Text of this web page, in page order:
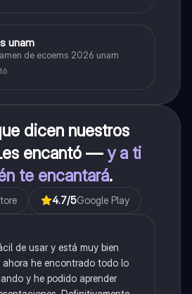
unam
de ecoems 2026 unam
dicen nuestros
encantó —y a ti
te encantará.
4.7/5Google Play
de usar y está muy bien
he encontrado todo lo
y he podido aprender